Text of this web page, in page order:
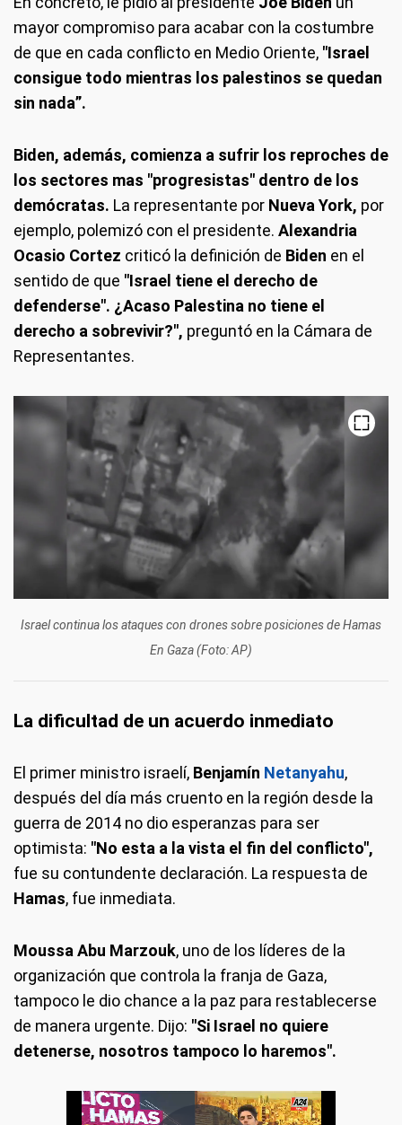
mayor compromiso para acabar con la costumbre
de que en cada conflicto en Medio Oriente, "Israel
consigue todo mientras los palestinos se quedan
sin nada”.
Biden, además, comienza a sufrir los reproches de
los sectores mas "progresistas" dentro de los
demócratas. La representante por Nueva York, por
ejemplo, polemizó con el presidente. Alexandria
Ocasio Cortez criticó la definición de Biden en el
sentido de que "Israel tiene el derecho de
defenderse". ¿Acaso Palestina no tiene el
derecho a sobrevivir?", preguntó en la Cámara de
Representantes.
Israel continua los ataques con drones sobre posiciones de Hamas
En Gaza (Foto: AP)
La dificultad de un acuerdo inmediato
El primer ministro israelí, Benjamín Netanyahu,
después del día más cruento en la región desde la
guerra de 2014 no dio esperanzas para ser
optimista: "No esta a la vista el fin del conflicto",
fue su contundente declaración. La respuesta de
Hamas, fue inmediata.
Moussa Abu Marzouk, uno de los líderes de la
organización que controla la franja de Gaza,
tampoco le dio chance a la paz para restablecerse
de manera urgente. Dijo: "Si Israel no quiere
detenerse, nosotros tampoco lo haremos".